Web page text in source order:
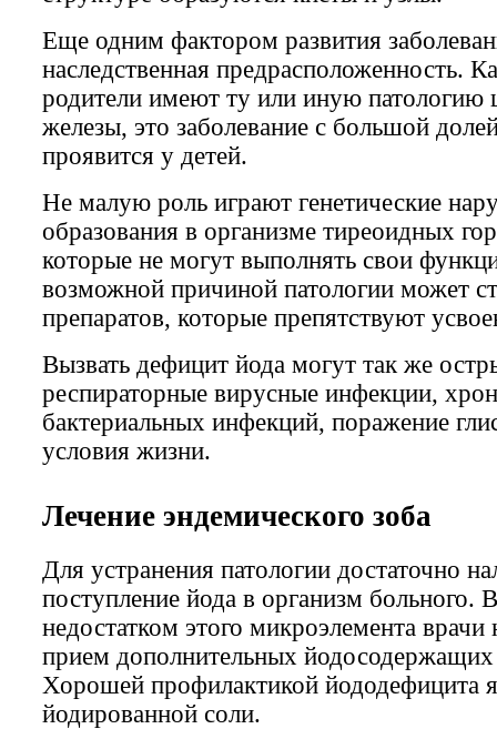
Еще одним фактором развития
наследственная предрасположенность.
родители имеют ту или иную патологию
железы, это заболевание с большой
проявится у детей.
Не малую роль играют генетические
образования в организме тиреоидных
которые не могут выполнять свои
возможной причиной патологии может
препаратов, которые препятствуют
Вызвать дефицит йода могут так же
респираторные вирусные инфекции,
бактериальных инфекций, поражение
условия жизни.
Лечение эндемического зоба
Для устранения патологии достаточно
поступление йода в организм больного.
недостатком этого микроэлемента врачи
прием дополнительных йодосодержащих
Хорошей профилактикой йододефицита
йодированной соли.